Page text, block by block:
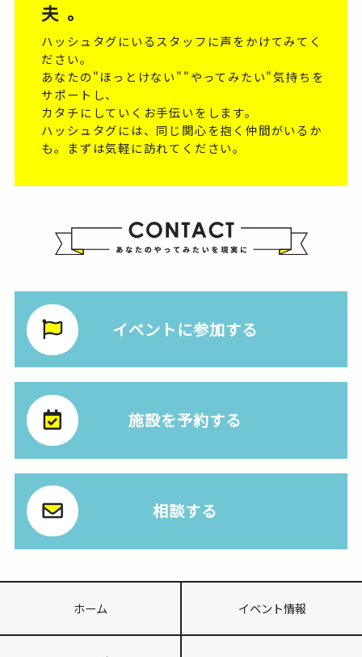
夫。
ハッシュタグにいるスタッフに声をかけてみてく
ださい。
あなたの"ほっとけない""やってみたい"気持ちを
サポートし、
カタチにしていくお手伝いをします。
ハッシュタグには、同じ関心を抱く仲間がいるか
も。まずは気軽に訪れてください。
イベントに参加する
施設を予約する
相談する
ホーム イベント情報